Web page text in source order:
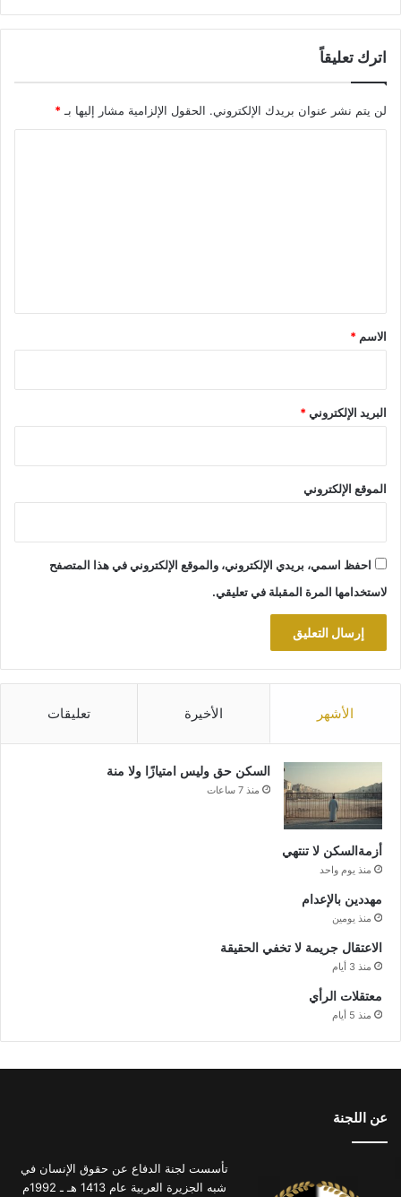
اترك تعليقاً
لن يتم نشر عنوان بريدك الإلكتروني. الحقول الإلزامية مشار إليها بـ *
*
الاسم *
البريد الإلكتروني*
الموقع الإلكتروني
احفظ اسمي، بريدي الإلكتروني، والموقع الإلكتروني في هذا المتصفح
لاستخدامها المرة المقبلة في تعليقي.
الأشهر الأخيرة تعليقات
السكن حق وليس امتيازًا ولا منة
منذ 7 ساعات
أزمةالسكن لا تنتهي
منذ يوم واحد
مهددين بالإعدام
منذ يومين
الاعتقال جريمة لا تخفي الحقيقة
منذ 3 أيام
معتقلات الرأي
منذ 5 أيام
عن اللجنة
تأسست لجنة الدفاع عن حقوق الإنسان في
شبه الجزيرة العربية عام 1413 هـ ـ 1992م